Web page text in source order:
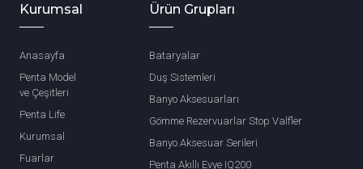
Kurumsal
Anasayfa
Penta Model
ve Çeşitleri
Penta Life
Kurumsal
Fuarlar
Ürün Grupları
Bataryalar
Duş Sistemleri
Banyo Aksesuarları
Gömme Rezervuarlar Stop Valfler
Banyo Aksesuar Serileri
Penta Akıllı Evye IQ200